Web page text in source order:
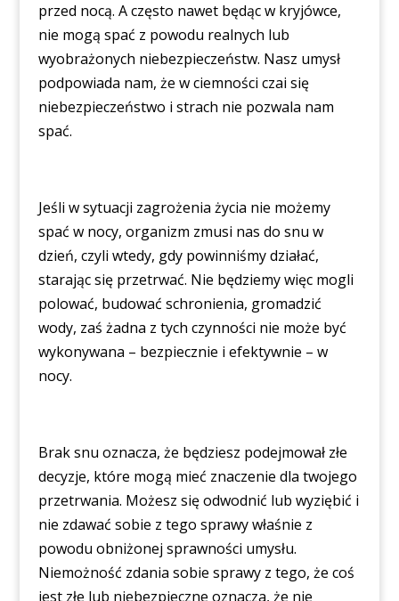
przed nocą. A często nawet będąc w kryjówce,
nie mogą spać z powodu realnych lub
wyobrażonych niebezpieczeństw. Nasz umysł
podpowiada nam, że w ciemności czai się
niebezpieczeństwo i strach nie pozwala nam
spać.
Jeśli w sytuacji zagrożenia życia nie możemy
spać w nocy, organizm zmusi nas do snu w
dzień, czyli wtedy, gdy powinniśmy działać,
starając się przetrwać. Nie będziemy więc mogli
polować, budować schronienia, gromadzić
wody, zaś żadna z tych czynności nie może być
wykonywana – bezpiecznie i efektywnie – w
nocy.
Brak snu oznacza, że będziesz podejmował złe
decyzje, które mogą mieć znaczenie dla twojego
przetrwania. Możesz się odwodnić lub wyziębić i
nie zdawać sobie z tego sprawy właśnie z
powodu obniżonej sprawności umysłu.
Niemożność zdania sobie sprawy z tego, że coś
jest złe lub niebezpieczne oznacza, że nie